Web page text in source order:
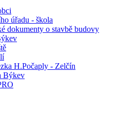
úřadu - škola
dokumenty o stavbě budovy
H.Počaply - Zelčín
Býkev